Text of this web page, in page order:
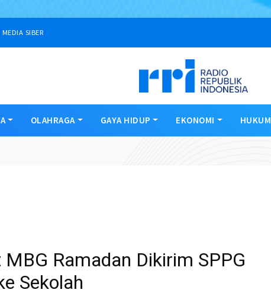
SIBER
OLAHRAGA GAYA HIDUP EKONOMI HUKUM
MBG Ramadan Dikirim SPPG
Sekolah